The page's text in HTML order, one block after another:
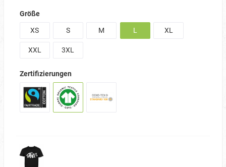
Größe
XS
S M L XL
XXL 3XL
Zertifizierungen